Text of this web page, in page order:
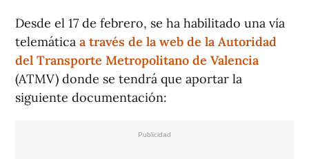
Desde el 17 de febrero, se ha habilitado una vía
telemática a través de la web de la Autoridad
del Transporte Metropolitano de Valencia
(ATMV) donde se tendrá que aportar la
siguiente documentación: